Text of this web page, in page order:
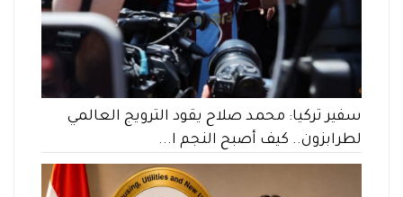
سفير تركيا: محمد صلاح يقود الترويج العالمي
لطرابزون.. كيف أصبح النجم ا...